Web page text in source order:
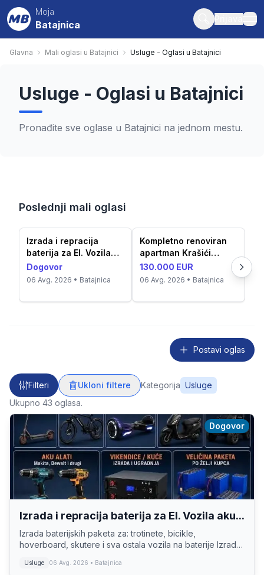
Moja
Batajnica
Glavna Mali oglasi u Batajnici Usluge - Oglasi u Batajnici
Usluge - Oglasi u Batajnici
Pronađite sve oglase u Batajnici na jednom mestu.
Poslednji mali oglasi
Izrada i repracija
baterija za El. Vozila
aku...
Dogovor
06 Avg. 2026 • Batajnica
Kompletno renoviran
apartman Krašići
(52m²)
130.000 EUR
06 Avg. 2026 • Batajnica
Postavi oglas
Filteri Ukloni filtere Kategorija Usluge
Ukupno 43 oglasa.
Dogovor
Izrada i repracija baterija za El. Vozila aku...
Izrada baterijskih paketa za: trotinete, bicikle,
hoverboard, skutere i sva ostala vozila na baterije Izrada
itd. Izrada paketa za vikendic...
Usluge 06 Avg. 2026 • Batajnica